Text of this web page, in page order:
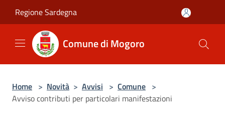
Regione Sardegna
Comune di Mogoro
Home > Novità > Avvisi > Comune >
Avviso contributi per particolari manifestazioni